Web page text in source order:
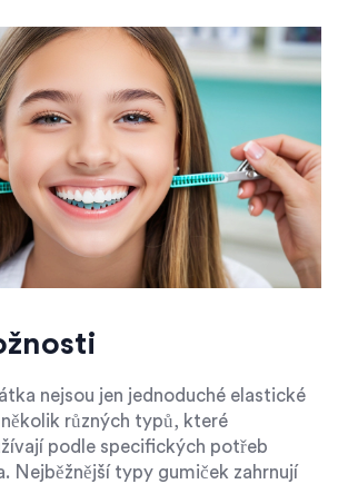
nejsou jen jednoduché elastické
různých typů, které
podle specifických potřeb
Nejběžnější typy gumiček zahrnují